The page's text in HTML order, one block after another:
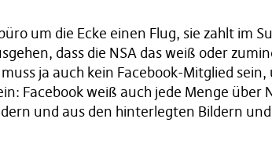
um die Ecke einen Flug, sie zahlt im
dass die NSA das weiß oder
ja auch kein Facebook-Mitglied
Facebook weiß auch jede Menge über
und aus den hinterlegten Bildern